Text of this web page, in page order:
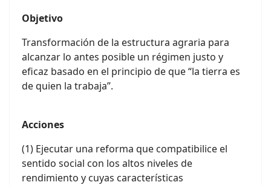
Objetivo
Transformación de la estructura agraria para
alcanzar lo antes posible un régimen justo y
eficaz basado en el principio de que “la tierra es
de quien la trabaja”.
Acciones
(1) Ejecutar una reforma que compatibilice el
sentido social con los altos niveles de
rendimiento y cuyas características